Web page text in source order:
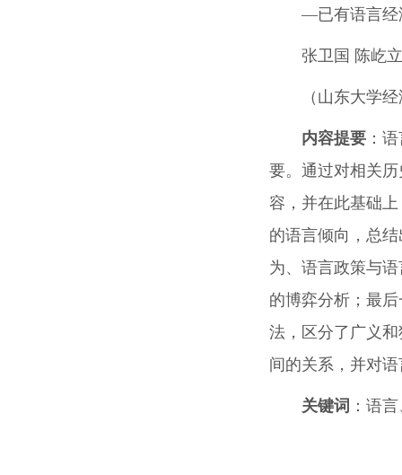
―已有语言经
张卫国 陈屹立
（山东大学
内容提要 ：
要。通过对相关
容，并在此基础
的语言倾向，总
为、语言政策与
的博弈分析；最
法，区分了广义
间的关系，并对
关键词 ：语